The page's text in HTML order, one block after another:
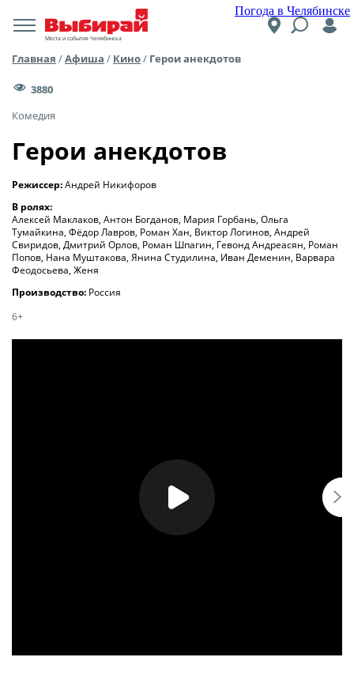
Погода в Челябинске
Места и события Челябинска
Главная /Афиша / Кино/ Герои анекдотов
3880
Комедия
Герои анекдотов
Режиссер:Андрей Никифоров
В ролях:
Алексей Маклаков, Антон Богданов, Мария Горбань, Ольга
Тумайкина, Фёдор Лавров, Роман Хан, Виктор Логинов, Андрей
Свиридов, Дмитрий Орлов, Роман Шпагин, Гевонд Андреасян, Роман
Попов, Нана Муштакова, Янина Студилина, Иван Деменин, Варвара
Феодосьева, Женя
Производство: Россия
6+